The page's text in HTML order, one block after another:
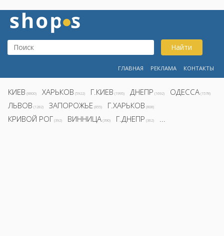
Найти
ГЛАВНАЯ РЕКЛАМА КОНТАКТЫ
КИЕВ (8800) ХАРЬКОВ (5922) Г.КИЕВ (1995) ДНЕПР (1692) ОДЕССА (1578)
ЛЬВОВ (1282) ЗАПОРОЖЬЕ (855) Г.ХАРЬКОВ (808)
КРИВОЙ РОГ (392) ВИННИЦА (390) Г.ДНЕПР (362) ...